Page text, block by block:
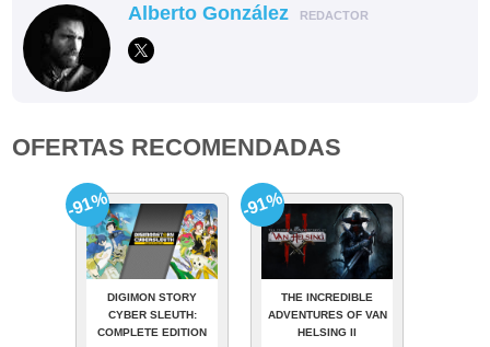
Alberto González REDACTOR
OFERTAS RECOMENDADAS
DIGIMON STORY
CYBER SLEUTH:
COMPLETE EDITION
-91%
THE INCREDIBLE
ADVENTURES OF VAN
HELSING II
-91%